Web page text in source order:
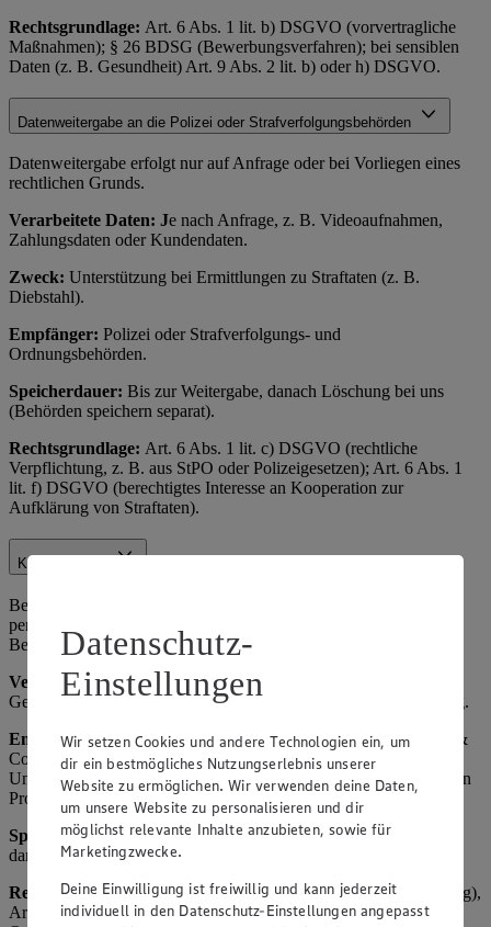
Rechtsgrundlage: Art. 6 Abs. 1 lit. b) DSGVO (vorvertragliche
Maßnahmen); § 26 BDSG (Bewerbungsverfahren); bei sensiblen
Daten (z. B. Gesundheit) Art. 9 Abs. 2 lit. b) oder h) DSGVO.
Datenweitergabe an die Polizei oder Strafverfolgungsbehörden
Datenweitergabe erfolgt nur auf Anfrage oder bei Vorliegen eines
rechtlichen Grunds.
Verarbeitete Daten: Je nach Anfrage, z. B. Videoaufnahmen,
Zahlungsdaten oder Kundendaten.
Zweck: Unterstützung bei Ermittlungen zu Straftaten (z. B.
Diebstahl).
Empfänger: Polizei oder Strafverfolgungs- und
Ordnungsbehörden.
Speicherdauer: Bis zur Weitergabe, danach Löschung bei uns
(Behörden speichern separat).
Rechtsgrundlage: Art. 6 Abs. 1 lit. c) DSGVO (rechtliche
Verpflichtung, z. B. aus StPO oder Polizeigesetzen); Art. 6 Abs. 1
lit. f) DSGVO (berechtigtes Interesse an Kooperation zur
Aufklärung von Straftaten).
Kundenhotline
Bei Anrufen über unsere Kundenhotline verarbeiten wir
personenbezogene Daten zur Bearbeitung von Anfragen,
Beschwerden oder Rückmeldungen.
Verarbeitete Daten:
Telefonnummer, ggf. Name, Anliegen,
Gesprächsnotizen. Zweck: Kundenservice und Qualitätssicherung.
Empfänger: Interne Mitarbeiter, ggf. EDEKA Zentrale Stiftung &
Co. KG (EDEKA Kundenservice), ggf. andere betroffene
Unternehmen des EDEKA-Verbunds, Lieferanten der reklamierten
Produkte.
Speicherdauer: Bis zur abschließenden Bearbeitung plus 1 Jahr,
danach Löschung oder Anonymisierung.
Rechtsgrundlage:Art. 6 Abs. 1 lit. b) DSGVO (Vertragserfüllung),
Art. 6 Abs. 1 lit. f) DSGVO (berechtigtes Interesse an
Datenschutz-
Einstellungen
Wir setzen Cookies und andere Technologien ein, um
dir ein bestmögliches Nutzungserlebnis unserer
Website zu ermöglichen. Wir verwenden deine Daten,
um unsere Website zu personalisieren und dir
möglichst relevante Inhalte anzubieten, sowie für
Marketingzwecke.
Deine Einwilligung ist freiwillig und kann jederzeit
individuell in den Datenschutz-Einstellungen angepasst